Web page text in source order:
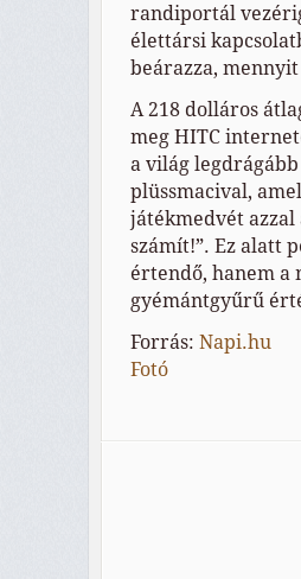
randiportál
élettársi
beárazza,
A 218 dolláros
meg HITC
a világ
plüssmacival,
játékmedvét
számít!”. Ez alatt
értendő, hanem a
gyémántgyűrű
Forrás: Napi.hu
Fotó